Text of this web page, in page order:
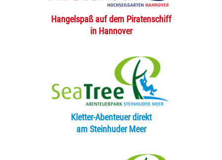
Hangelspaß auf dem Piratenschiff
in Hannover
Kletter-Abenteuer direkt
am Steinhuder Meer